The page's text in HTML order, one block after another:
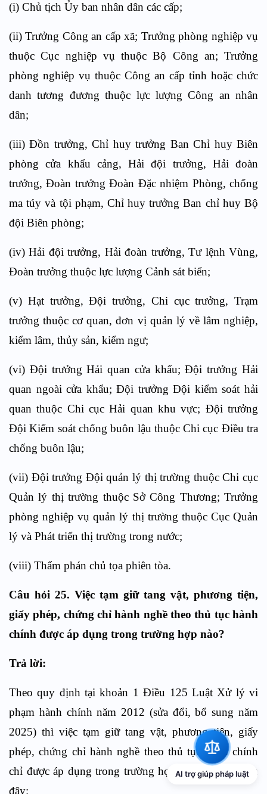
(i) Chủ tịch Ủy ban nhân dân các cấp;
(ii) Trưởng Công an cấp xã; Trưởng phòng nghiệp vụ
thuộc Cục nghiệp vụ thuộc Bộ Công an; Trưởng
phòng nghiệp vụ thuộc Công an cấp tỉnh hoặc chức
danh tương đương thuộc lực lượng Công an nhân
dân;
(iii) Đồn trưởng, Chỉ huy trưởng Ban Chỉ huy Biên
phòng cửa khẩu cảng, Hải đội trưởng, Hải đoàn
trưởng, Đoàn trưởng Đoàn Đặc nhiệm Phòng, chống
ma túy và tội phạm, Chỉ huy trưởng Ban chỉ huy Bộ
đội Biên phòng;
(iv) Hải đội trưởng, Hải đoàn trưởng, Tư lệnh Vùng,
Đoàn trưởng thuộc lực lượng Cảnh sát biển;
(v) Hạt trưởng, Đội trưởng, Chi cục trưởng, Trạm
trưởng thuộc cơ quan, đơn vị quản lý về lâm nghiệp,
kiểm lâm, thủy sản, kiểm ngư;
(vi) Đội trưởng Hải quan cửa khẩu; Đội trưởng Hải
quan ngoài cửa khẩu; Đội trưởng Đội kiểm soát hải
quan thuộc Chi cục Hải quan khu vực; Đội trưởng
Đội Kiểm soát chống buôn lậu thuộc Chi cục Điều tra
chống buôn lậu;
(vii) Đội trưởng Đội quản lý thị trường thuộc Chi cục
Quản lý thị trường thuộc Sở Công Thương; Trưởng
phòng nghiệp vụ quản lý thị trường thuộc Cục Quản
lý và Phát triển thị trường trong nước;
(viii) Thẩm phán chủ tọa phiên tòa.
Câu hỏi 25. Việc tạm giữ tang vật, phương tiện,
giấy phép, chứng chỉ hành nghề theo thủ tục hành
chính được áp dụng trong trường hợp nào?
Trả lời:
Theo quy định tại khoản 1 Điều 125 Luật Xử lý vi
phạm hành chính năm 2012 (sửa đổi, bổ sung năm
2025) thì việc tạm giữ tang vật, phương tiện, giấy
phép, chứng chỉ hành nghề theo thủ tục hành chính
chỉ được áp dụng trong trường hợp thật cần thiết sau
đây:
AI trợ giúp pháp luật